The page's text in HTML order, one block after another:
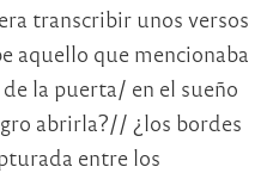
transcribir unos versos
aquello que mencionaba
la puerta/ en el sueño
abrirla?// ¿los bordes
entre los